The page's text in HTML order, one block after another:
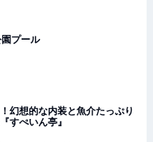
プール
幻想的な内装と魚介たっぷり
すぺいん亭』